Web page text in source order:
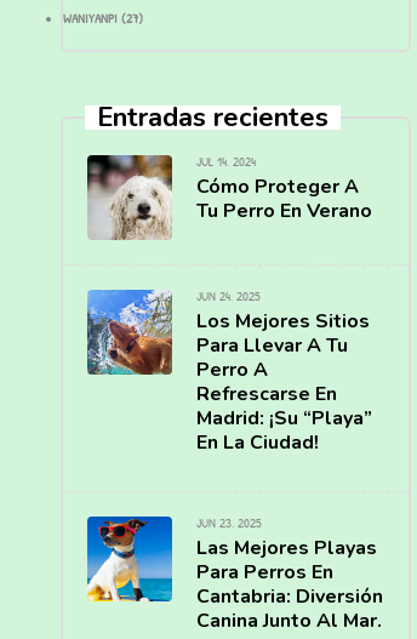
WANIYANPI (27)
Entradas recientes
JUL 14, 2024
Cómo Proteger A
Tu Perro En Verano
JUN 24, 2025
Los Mejores Sitios
Para Llevar A Tu
Perro A
Refrescarse En
Madrid: ¡Su “Playa”
En La Ciudad!
JUN 23, 2025
Las Mejores Playas
Para Perros En
Cantabria: Diversión
Canina Junto Al Mar.